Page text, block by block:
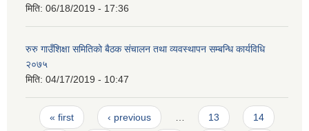
मिति: 06/18/2019 - 17:36
रुरु गाउँशिक्षा समितिको बैठक संचालन तथा व्यवस्थापन सम्बन्धि कार्यविधि
२०७५
मिति: 04/17/2019 - 10:47
Pages
« first ‹ previous 13 14